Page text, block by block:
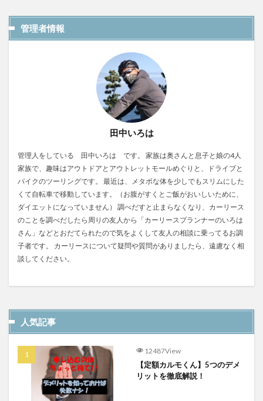
管理者情報
田中いろは
管理人をしている 田中いろは です。 家族は奥さんと息子と娘の4人
家族で、趣味はアウトドアとアウトレットモールめぐりと、ドライブと
バイクのツーリングです。 最近は、メタボな体を少しでもスリムにした
くて自転車で移動しています。（お腹がすくとご飯がおいしいために、
ダイエットになっていません） 調べだすと止まらなくなり、カーリース
のことを調べだしたら周りの友人から「カーリースプランナーのいろは
さん」などとおだてられたので気をよくして友人の相談に乗ってるお調
子者です。 カーリースについて疑問や質問がありましたら、遠慮なく相
談してください。
人気記事
12487View
【定額カルモくん】5つのデメ
リットを徹底解説！